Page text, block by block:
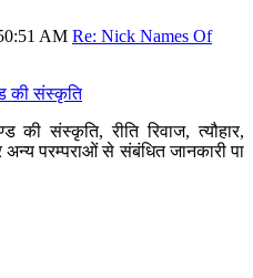
AM Re: Nick Names Of
की संस्कृति
की संस्कृति, रीति रिवाज, त्यौहार,
परम्पराओं से संबंधित जानकारी पा